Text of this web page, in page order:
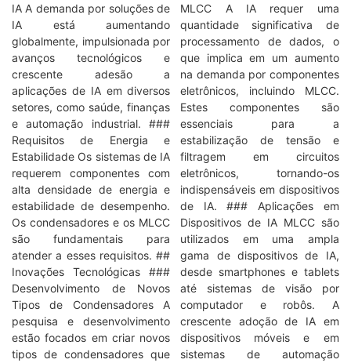
IA A demanda por soluções de
IA está aumentando
globalmente, impulsionada por
avanços tecnológicos e
crescente adesão a
aplicações de IA em diversos
setores, como saúde, finanças
e automação industrial. ###
Requisitos de Energia e
Estabilidade Os sistemas de IA
requerem componentes com
alta densidade de energia e
estabilidade de desempenho.
Os condensadores e os MLCC
são fundamentais para
atender a esses requisitos. ##
Inovações Tecnológicas ###
Desenvolvimento de Novos
Tipos de Condensadores A
pesquisa e desenvolvimento
estão focados em criar novos
tipos de condensadores que
MLCC A IA requer uma
quantidade significativa de
processamento de dados, o
que implica em um aumento
na demanda por componentes
eletrônicos, incluindo MLCC.
Estes componentes são
essenciais para a
estabilização de tensão e
filtragem em circuitos
eletrônicos, tornando-os
indispensáveis em dispositivos
de IA. ### Aplicações em
Dispositivos de IA MLCC são
utilizados em uma ampla
gama de dispositivos de IA,
desde smartphones e tablets
até sistemas de visão por
computador e robôs. A
crescente adoção de IA em
dispositivos móveis e em
sistemas de automação